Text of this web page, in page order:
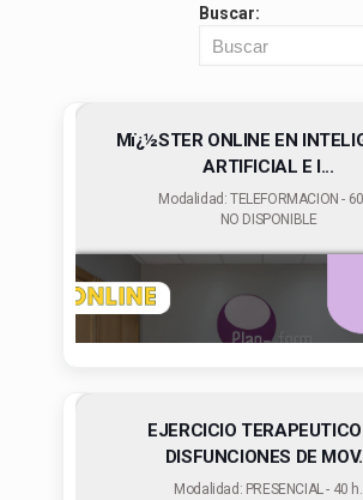
Buscar:
Mï¿½STER ONLINE EN
ARTIFICIAL E I...
Modalidad: TELEFORMACION -
NO DISPONIBLE
EJERCICIO
DISFUNCIONES DE
Modalidad: PRESENCIAL - 40 h.